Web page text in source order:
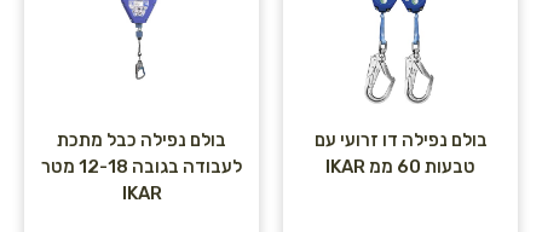
בולם נפילה דו זרועי עם
טבעות 60 ממ IKAR
בולם נפילה כבל מתכת
לעבודה בגובה 12-18 מטר
IKAR